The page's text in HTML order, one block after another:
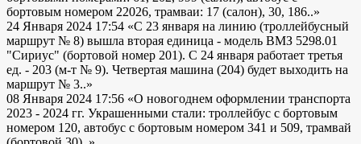
бортовым номером 22026, трамваи: 17 (салон), 30, 186..»
24 Января 2024 17:54 «С 23 января на линию (троллейбусный
маршрут № 8) вышла вторая единица - модель ВМЗ 5298.01
"Сириус" (бортовой номер 201). С 24 января работает третья
ед. - 203 (м-т № 9). Четвертая машина (204) будет выходить на
маршрут № 3..»
08 Января 2024 17:56 «О новогоднем оформлении транспорта
2023 - 2024 гг. Украшенными стали: троллейбус с бортовым
номером 120, автобус с бортовым номером 341 и 509, трамвай